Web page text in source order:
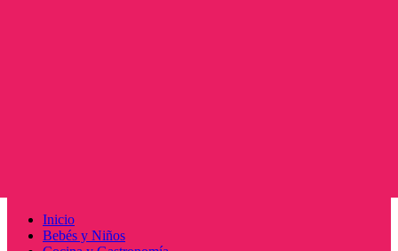
Menú
principal
Inicio
Bebés y Niños